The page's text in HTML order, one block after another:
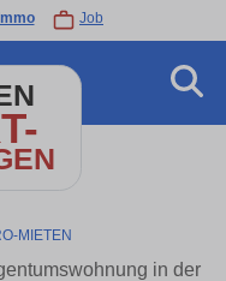
Immo Job
MIETEN
in der